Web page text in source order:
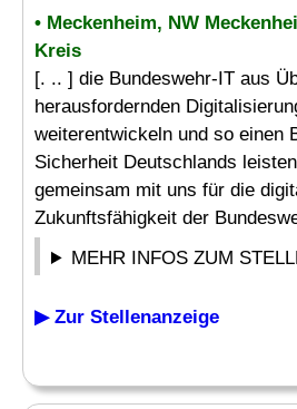
• Meckenheim, NW
Kreis
[. .. ] die Bundeswehr-IT aus
herausfordernden
weiterentwickeln und so einen
Sicherheit Deutschlands
gemeinsam mit uns für die
Zukunftsfähigkeit der
MEHR INFOS ZUM
▶ Zur Stellenanzeige